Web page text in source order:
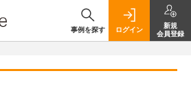
事例を探す ログイン
新規
会員登録